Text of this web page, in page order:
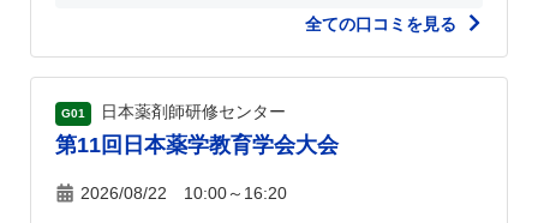
全ての口コミを見る
G01 日本薬剤師研修センター
第11回日本薬学教育学会大会
2026/08/22 10:00～16:20